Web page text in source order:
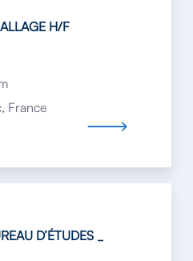
H/F
France
D’ÉTUDES _